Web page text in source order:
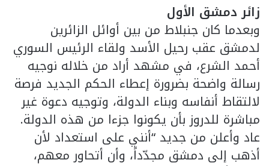
زائر دمشق الأول
وبعدما كان جنبلاط من بين أوائل الزائرين
لدمشق عقب رحيل الأسد ولقاء الرئيس السوري
أحمد الشرع، في مشهد أراد من خلاله نوجيه
رسالة واضحة بضرورة إعطاء الحكم الجديد فرصة
لالتقاط أنفاسه وبناء الدولة، وتوجيه دعوة غير
مباشرة للدروز بأن يكونوا جزءا من هذه الدولة.
عاد وأعلن من جديد “أنني على استعداد لأن
أذهب إلى دمشق مجدّداً، وأن أتحاور معهم،